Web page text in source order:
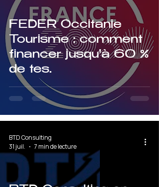
FEDER Occitanie
Tourisme : comment
financer jusqu'à 60 %
de tes
investissements dans
l'hôtellerie et
l'hébergement
BTD Consulting
31 juil.
7 min de lecture